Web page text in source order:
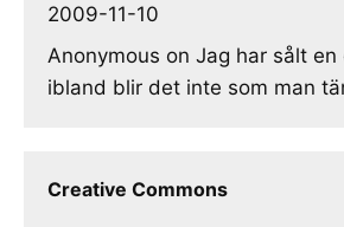
2009-11-10
Anonymous on Jag har sålt en
ibland blir det inte som man
Creative Commons